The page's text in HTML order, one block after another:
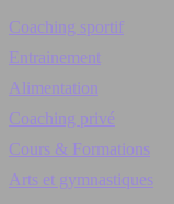
Coaching sportif
Entrainement
Alimentation
Coaching privé
Cours & Formations
Arts et gymnastiques